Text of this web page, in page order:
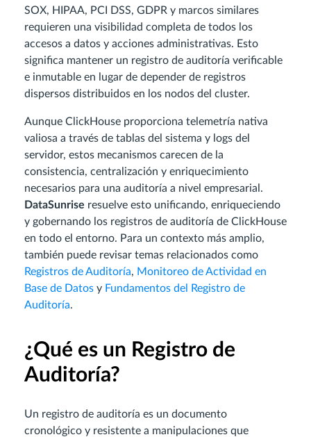
SOX, HIPAA, PCI DSS, GDPR y marcos similares
requieren una visibilidad completa de todos los
accesos a datos y acciones administrativas. Esto
significa mantener un registro de auditoría verificable
e inmutable en lugar de depender de registros
dispersos distribuidos en los nodos del cluster.
Aunque ClickHouse proporciona telemetría nativa
valiosa a través de tablas del sistema y logs del
servidor, estos mecanismos carecen de la
consistencia, centralización y enriquecimiento
necesarios para una auditoría a nivel empresarial.
DataSunrise resuelve esto unificando, enriqueciendo
y gobernando los registros de auditoría de ClickHouse
en todo el entorno. Para un contexto más amplio,
también puede revisar temas relacionados como
Registros de Auditoría, Monitoreo de Actividad en
Base de Datos y Fundamentos del Registro de
Auditoría.
¿Qué es un Registro de
Auditoría?
Un registro de auditoría es un documento
cronológico y resistente a manipulaciones que